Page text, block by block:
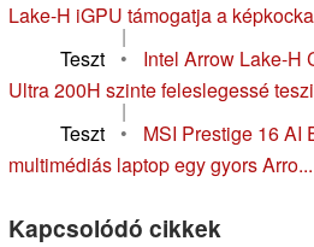
Lake-H iGPU támogatja a
|
Teszt
•
Intel Arrow Lake-H
Ultra 200H szinte feleslegessé
|
Teszt
•
MSI Prestige 16 AI
multimédiás laptop egy gyors Arro...
Kapcsolódó cikkek